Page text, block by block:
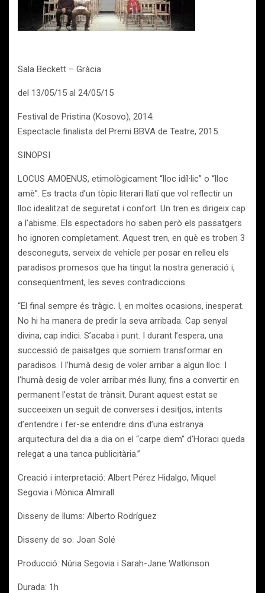
Sala Beckett – Gràcia
del 13/05/15 al 24/05/15
Festival de Pristina (Kosovo), 2014.
Espectacle finalista del Premi BBVA de Teatre, 2015.
SINOPSI
LOCUS AMOENUS, etimològicament “lloc idíl·lic” o “lloc
amè”. Es tracta d’un tòpic literari llatí que vol reflectir un
lloc idealitzat de seguretat i confort. Un tren es dirigeix cap
a l’abisme. Els espectadors ho saben però els passatgers
ho ignoren completament. Aquest tren, en què es troben 3
desconeguts, serveix de vehicle per posar en relleu els
paradisos promesos que ha tingut la nostra generació i,
conseqüentment, les seves contradiccions.
“El final sempre és tràgic. I, en moltes ocasions, inesperat.
No hi ha manera de predir la seva arribada. Cap senyal
divina, cap indici. S’acaba i punt. I durant l’espera, una
successió de paisatges que somiem transformar en
paradisos. I l’humà desig de voler arribar a algun lloc. I
l’humà desig de voler arribar més lluny, fins a convertir en
permanent l’estat de trànsit. Durant aquest estat se
succeeixen un seguit de converses i desitjos, intents
d’entendre i fer-se entendre dins d’una estranya
arquitectura del dia a dia on el “carpe diem” d’Horaci queda
relegat a una tanca publicitària.”
Creació i interpretació: Albert Pérez Hidalgo, Miquel
Segovia i Mònica Almirall
Disseny de llums: Alberto Rodríguez
Disseny de so: Joan Solé
Producció: Núria Segovia i Sarah-Jane Watkinson
Durada: 1h